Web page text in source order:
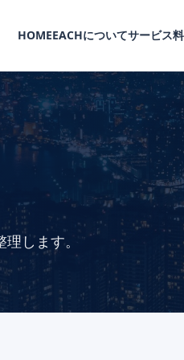
HOMEEACHについてサービス
します。